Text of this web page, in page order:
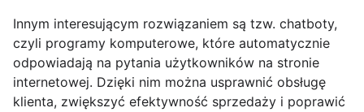
Innym interesującym rozwiązaniem są tzw. chatboty,
czyli programy komputerowe, które automatycznie
odpowiadają na pytania użytkowników na stronie
internetowej. Dzięki nim można usprawnić obsługę
klienta, zwiększyć efektywność sprzedaży i poprawić